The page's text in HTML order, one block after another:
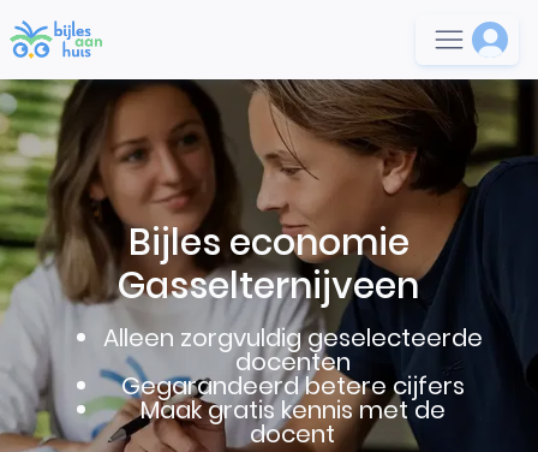
Bijles economie
Gasselternijveen
Alleen zorgvuldig geselecteerde
docenten
Gegarandeerd betere cijfers
Maak gratis kennis met de
docent